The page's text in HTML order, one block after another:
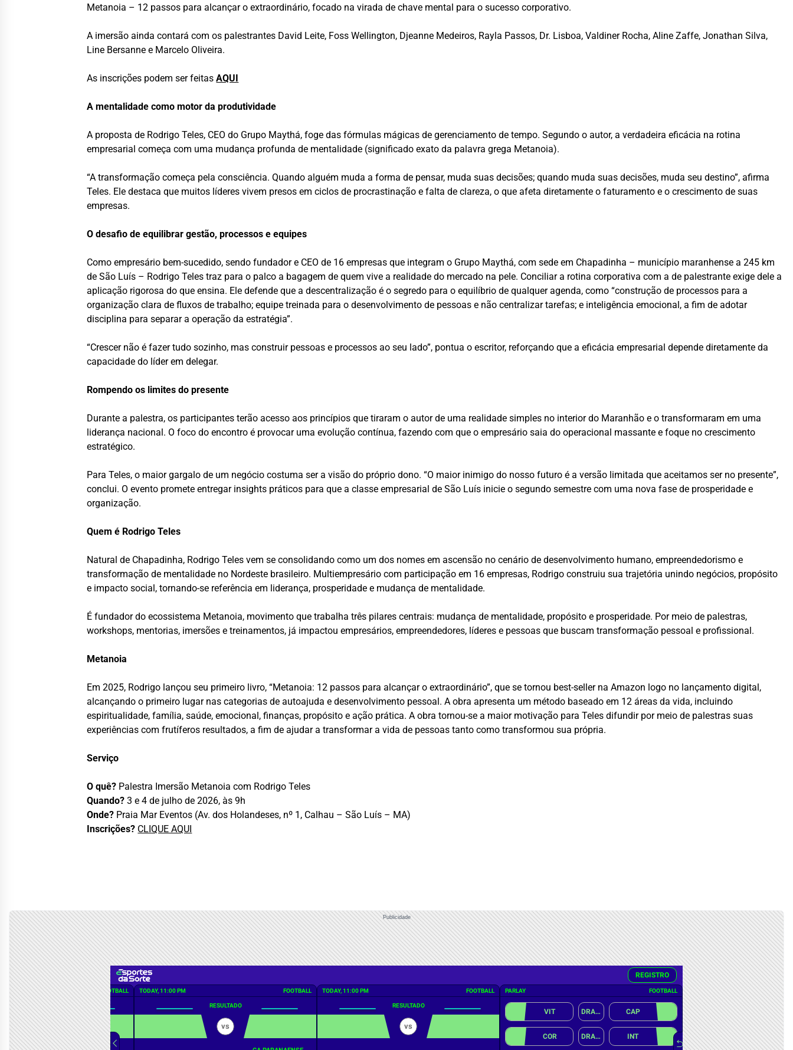
Metanoia – 12 passos para alcançar o extraordinário, focado na virada de chave mental para o sucesso corporativo.
A imersão ainda contará com os palestrantes David Leite, Foss Wellington, Djeanne Medeiros, Rayla Passos, Dr. Lisboa, Valdiner Rocha, Aline Zaffe, Jonathan Silva,
Line Bersanne e Marcelo Oliveira.
As inscrições podem ser feitasAQUI
A mentalidade como motor da produtividade
A proposta de Rodrigo Teles, CEO do Grupo Maythá, foge das fórmulas mágicas de gerenciamento de tempo. Segundo o autor, a verdadeira eficácia na rotina
empresarial começa com uma mudança profunda de mentalidade (significado exato da palavra grega Metanoia).
“A transformação começa pela consciência. Quando alguém muda a forma de pensar, muda suas decisões; quando muda suas decisões, muda seu destino”, afirma
Teles. Ele destaca que muitos líderes vivem presos em ciclos de procrastinação e falta de clareza, o que afeta diretamente o faturamento e o crescimento de suas
empresas.
O desafio de equilibrar gestão, processos e equipes
Como empresário bem-sucedido, sendo fundador e CEO de 16 empresas que integram o Grupo Maythá, com sede em Chapadinha – município maranhense a 245 km
de São Luís – Rodrigo Teles traz para o palco a bagagem de quem vive a realidade do mercado na pele. Conciliar a rotina corporativa com a de palestrante exige dele a
aplicação rigorosa do que ensina. Ele defende que a descentralização é o segredo para o equilíbrio de qualquer agenda, como “construção de processos para a
organização clara de fluxos de trabalho; equipe treinada para o desenvolvimento de pessoas e não centralizar tarefas; e inteligência emocional, a fim de adotar
disciplina para separar a operação da estratégia”.
“Crescer não é fazer tudo sozinho, mas construir pessoas e processos ao seu lado”, pontua o escritor, reforçando que a eficácia empresarial depende diretamente da
capacidade do líder em delegar.
Rompendo os limites do presente
Durante a palestra, os participantes terão acesso aos princípios que tiraram o autor de uma realidade simples no interior do Maranhão e o transformaram em uma
liderança nacional. O foco do encontro é provocar uma evolução contínua, fazendo com que o empresário saia do operacional massante e foque no crescimento
estratégico.
Para Teles, o maior gargalo de um negócio costuma ser a visão do próprio dono. “O maior inimigo do nosso futuro é a versão limitada que aceitamos ser no presente”,
conclui. O evento promete entregar insights práticos para que a classe empresarial de São Luís inicie o segundo semestre com uma nova fase de prosperidade e
organização.
Quem é Rodrigo Teles
Natural de Chapadinha, Rodrigo Teles vem se consolidando como um dos nomes em ascensão no cenário de desenvolvimento humano, empreendedorismo e
transformação de mentalidade no Nordeste brasileiro. Multiempresário com participação em 16 empresas, Rodrigo construiu sua trajetória unindo negócios, propósito
e impacto social, tornando-se referência em liderança, prosperidade e mudança de mentalidade.
É fundador do ecossistema Metanoia, movimento que trabalha três pilares centrais: mudança de mentalidade, propósito e prosperidade. Por meio de palestras,
workshops, mentorias, imersões e treinamentos, já impactou empresários, empreendedores, líderes e pessoas que buscam transformação pessoal e profissional.
Metanoia
Em 2025, Rodrigo lançou seu primeiro livro, “Metanoia: 12 passos para alcançar o extraordinário”, que se tornou best-seller na Amazon logo no lançamento digital,
alcançando o primeiro lugar nas categorias de autoajuda e desenvolvimento pessoal. A obra apresenta um método baseado em 12 áreas da vida, incluindo
espiritualidade, família, saúde, emocional, finanças, propósito e ação prática. A obra tornou-se a maior motivação para Teles difundir por meio de palestras suas
experiências com frutíferos resultados, a fim de ajudar a transformar a vida de pessoas tanto como transformou sua própria.
Serviço
O quê? Palestra Imersão Metanoia com Rodrigo Teles
Quando? 3 e 4 de julho de 2026, às 9h
Onde? Praia Mar Eventos (Av. dos Holandeses, nº 1, Calhau – São Luís – MA)
Inscrições? CLIQUE AQUI
Publicidade